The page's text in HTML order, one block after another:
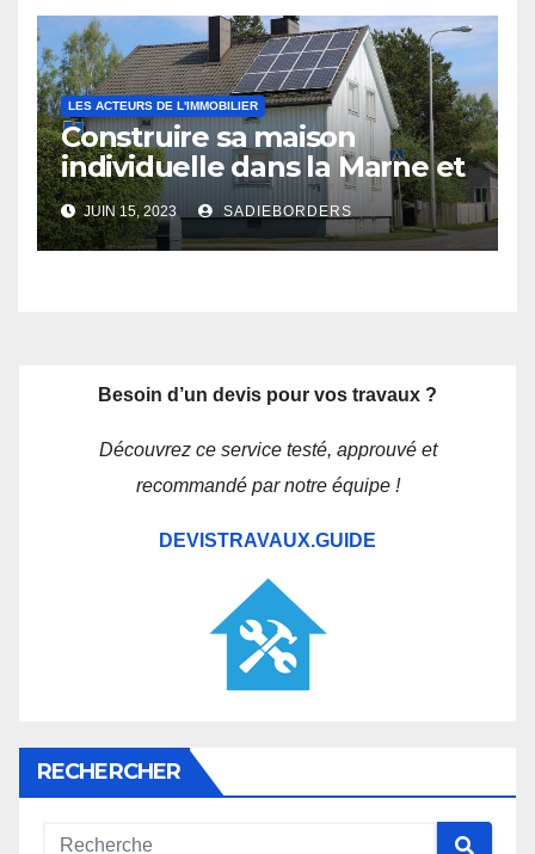
LES ACTEURS DE L'IMMOBILIER
Construire sa maison
individuelle dans la Marne et
les Ardennes : les avantages
d’un constructeur local
JUIN 15, 2023 SADIEBORDERS
Besoin d’un devis pour vos travaux ?
Découvrez ce service testé, approuvé et
recommandé par notre équipe !
DEVISTRAVAUX.GUIDE
RECHERCHER